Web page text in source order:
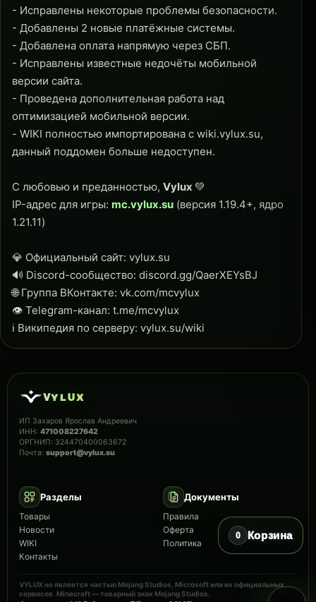
- Исправлены некоторые проблемы безопасности.
- Добавлены 2 новые платёжные системы.
- Добавлена оплата напрямую через СБП.
- Исправлены известные недочёты мобильной
версии сайта.
- Проведена дополнительная работа над
оптимизацией мобильной версии.
- WIKI полностью импортирована с wiki.vylux.su,
данный поддомен больше недоступен.
С любовью и преданностью, Vylux 💚
IP-адрес для игры: mc.vylux.su (версия 1.19.4+, ядро
1.21.11)
💎 Официальный сайт: vylux.su
🔊 Discord-сообщество: discord.gg/QaerXEYsBJ
🌐 Группа ВКонтакте: vk.com/mcvylux
👁 Telegram-канал: t.me/mcvylux
ℹ Википедия по серверу: vylux.su/wiki
ᴠʏʟᴜx
ИП Захаров Ярослав Андреевич
ИНН: 471008227642
ОРГНИП: 324470400063672
Почта: support@vylux.su
© VYLUX, 2023-2026
Разделы
Товары
Новости
WIKI
Контакты
Документы
Правила
Оферта
Политика
VYLUX не является частью Mojang Studios, Microsoft или их официальных
сервисов. Minecraft — товарный знак Mojang Studios.
0 Корзина